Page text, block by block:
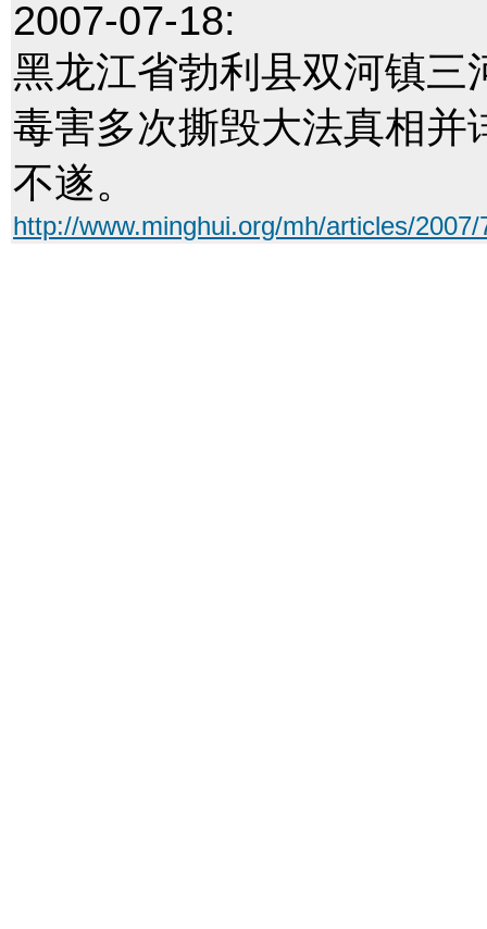
2007-07-18:
黑龙江省勃利县双河镇三
毒害多次撕毁大法真相并
不遂。
http://www.minghui.org/mh/articles/